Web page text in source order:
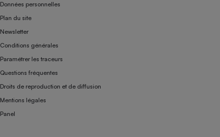
Données personnelles
Plan du site
Newsletter
Conditions générales
Paramétrer les traceurs
Questions fréquentes
Droits de reproduction et de diffusion
Mentions légales
Panel